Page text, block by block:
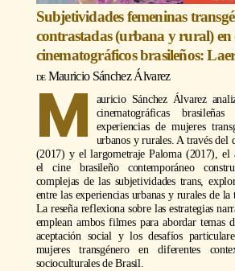
Subjetividades femeninas
contrastadas (urbana y rural) en
cinematográficos brasileños:
Mauricio Sánchez Álvarez
M
auricio Sánchez Álvarez
cinematográficas
experiencias de mujeres
urbanos y rurales. A través del
(2017) y el largometraje Paloma (2017), el
el cine brasileño contemporáneo
complejas de las subjetividades trans,
entre las experiencias urbanas y rurales de la
La reseña reflexiona sobre las estrategias
emplean ambos filmes para abordar temas
aceptación social y los desafíos
mujeres transgénero en diferentes
socioculturales de Brasil.